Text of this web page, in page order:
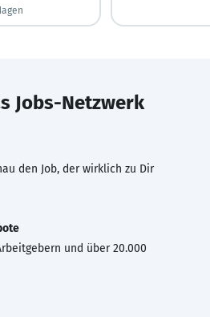
Jobs-Netzwerk
den Job, der wirklich zu Dir
und über 20.000